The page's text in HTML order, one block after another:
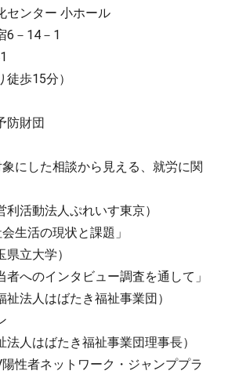
ンター 小ホール
6－14－1
歩15分）
防財団
象にした相談から見える、就労に関
活動法人ぷれいす東京）
生活の現状と課題」
立大学）
者へのインタビュー調査を通して」
法人はばたき福祉事業団）
人はばたき福祉事業団理事長）
性者ネットワーク・ジャンププラ